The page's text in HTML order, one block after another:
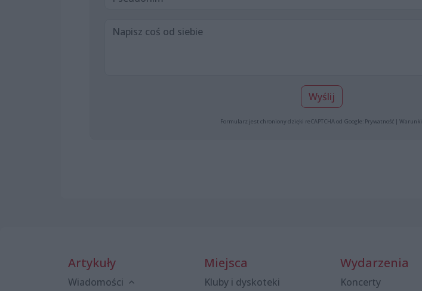
Wyślij
Formularz jest chroniony dzięki reCAPTCHA od Google: Prywatność| Warunki
Artykuły
Wiadomości
Miejsca
Kluby i dyskoteki
Wydarzenia
Koncerty